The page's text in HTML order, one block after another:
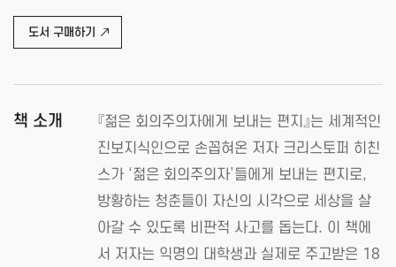
도서 구매하기
책 소개
『젊은 회의주의자에게 보내는 편지』는 세계적인
진보지식인으로 손꼽혀온 저자 크리스토퍼 히친
스가 ‘젊은 회의주의자’들에게 보내는 편지로,
방황하는 청춘들이 자신의 시각으로 세상을 살
아갈 수 있도록 비판적 사고를 돕는다. 이 책에
서 저자는 익명의 대학생과 실제로 주고받은 18